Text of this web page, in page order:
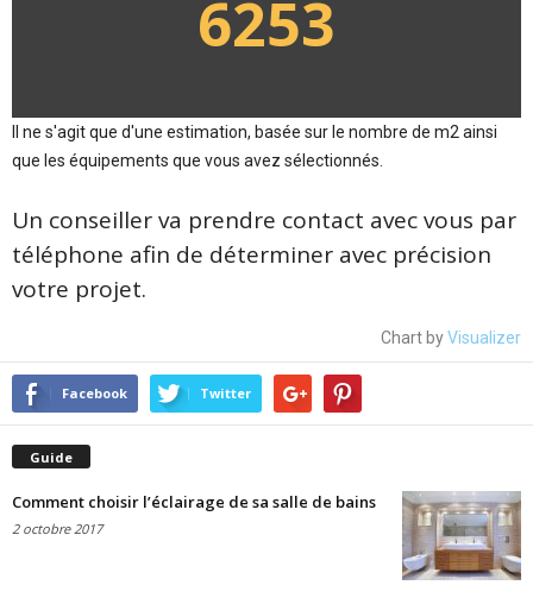
6253
Il ne s'agit que d'une estimation, basée sur le nombre de m2 ainsi
que les équipements que vous avez sélectionnés.
Un conseiller va prendre contact avec vous par
téléphone afin de déterminer avec précision
votre projet.
Chart byVisualizer
Facebook Twitter
Guide
Comment choisir l’éclairage de sa salle de bains
2 octobre 2017